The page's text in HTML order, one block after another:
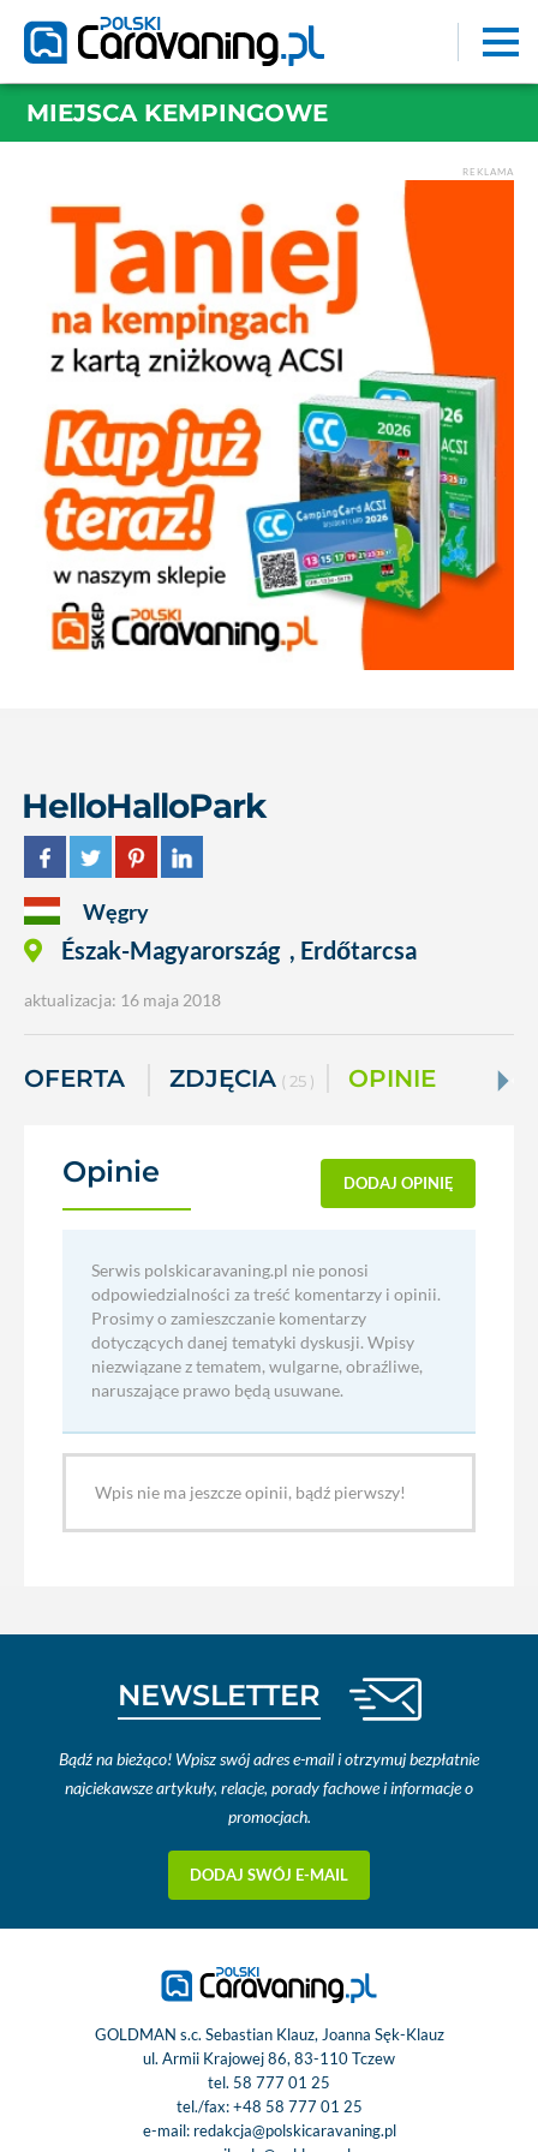
MIEJSCA KEMPINGOWE
REKLAMA
HelloHalloPark
Węgry
Észak-Magyarország , Erdőtarcsa
aktualizacja: 16 maja 2018
OFERTA ZDJĘCIA ( 25 ) OPINIE
Opinie DODAJ OPINIĘ
Serwis polskicaravaning.pl nie ponosi
odpowiedzialności za treść komentarzy i opinii.
Prosimy o zamieszczanie komentarzy
dotyczących danej tematyki dyskusji. Wpisy
niezwiązane z tematem, wulgarne, obraźliwe,
naruszające prawo będą usuwane.
Wpis nie ma jeszcze opinii, bądź pierwszy!
NEWSLETTER
Bądź na bieżąco! Wpisz swój adres e-mail i otrzymuj bezpłatnie
najciekawsze artykuły, relacje, porady fachowe i informacje o
promocjach.
DODAJ SWÓJ E-MAIL
GOLDMAN s.c. Sebastian Klauz, Joanna Sęk-Klauz
ul. Armii Krajowej 86, 83-110 Tczew
tel. 58 777 01 25
tel./fax:+48 58 777 01 25
e-mail: redakcja@polskicaravaning.pl